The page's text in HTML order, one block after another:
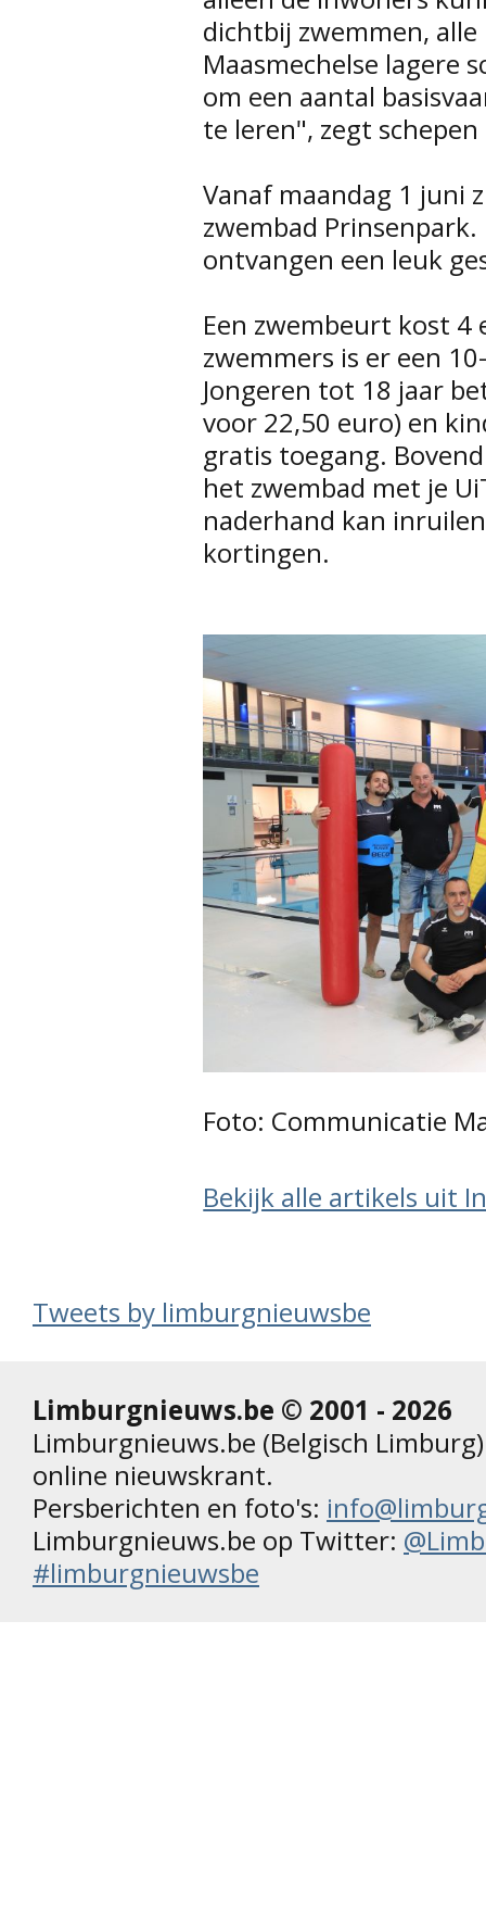
dichtbij zwemmen,
Maasmechelse lagere
om een aantal
te leren", zegt
Vanaf maandag 1 juni
zwembad
ontvangen een leuk
Een zwembeurt kost
zwemmers is er een
Jongeren tot 18 jaar
voor 22,50 euro) en
gratis toegang.
het zwembad met je
naderhand kan
kortingen.
Foto: Communicatie
Bekijk alle artikels uit
Tweets by limburgnieuwsbe
Limburgnieuws.be © 2001 - 2026
Limburgnieuws.be (Belgisch
online nieuwskrant.
Persberichten en foto's:
Limburgnieuws.be op Twitter:
#limburgnieuwsbe